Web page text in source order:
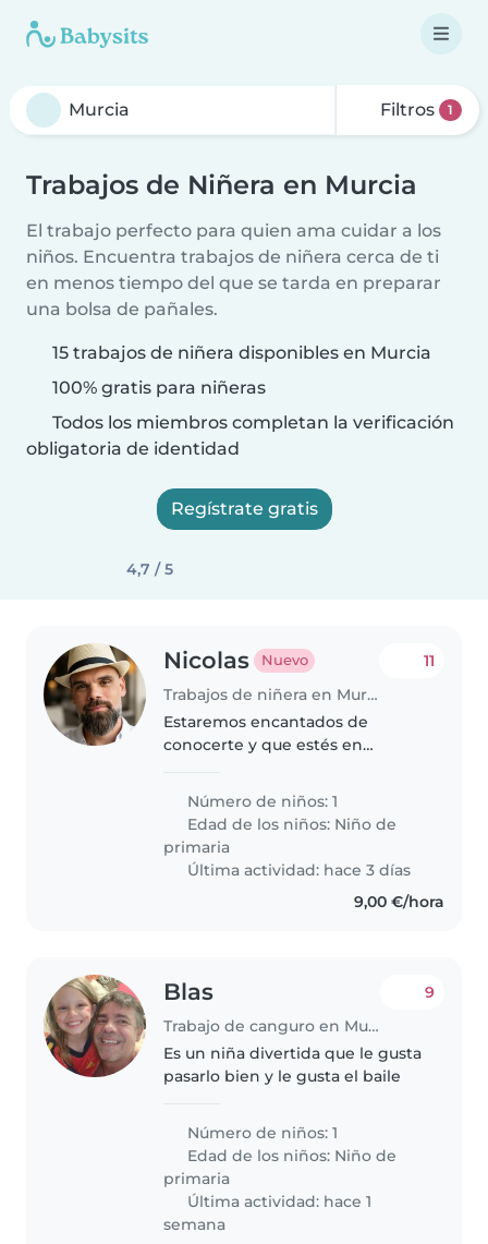
Filtros 1
Trabajos de Niñera en Murcia
El trabajo perfecto para quien ama cuidar a los
niños. Encuentra trabajos de niñera cerca de ti
en menos tiempo del que se tarda en preparar
una bolsa de pañales.
15 trabajos de niñera disponibles en Murcia
100% gratis para niñeras
Todos los miembros completan la verificación
obligatoria de identidad
Regístrate gratis
4,7 / 5
Nicolas Nuevo
Trabajos de niñera en Murcia
11
Estaremos encantados de
conocerte y que estés en
Número de niños: 1
Edad de los niños: Niño de
primaria
Última actividad: hace 3 días
9,00 €/hora
Blas
Trabajo de canguro en Murcia
9
Es un niña divertida que le gusta
pasarlo bien y le gusta el baile
Número de niños: 1
Edad de los niños: Niño de
primaria
Última actividad: hace 1
semana